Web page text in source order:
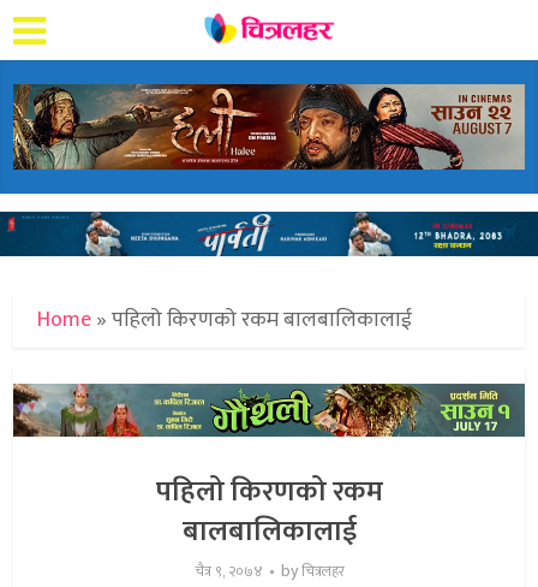
Home»पहिलो किरणको रकम बालबालिकालाई
पहिलो किरणको रकम
बालबालिकालाई
चैत्र ९, २०७४ byचित्रलहर